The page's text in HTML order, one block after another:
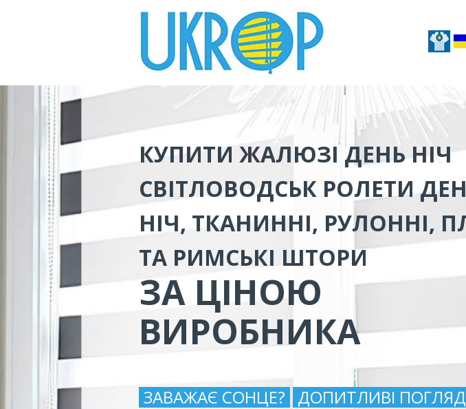
КУПИТИ ЖАЛЮЗІ ДЕНЬ НІЧ
СВІТЛОВОДСЬК РОЛЕТИ
НІЧ, ТКАНИННІ, РУЛОННІ,
ТА РИМСЬКІ ШТОРИ
ЗА ЦІНОЮ
ВИРОБНИКА
ЗАВАЖАЄ СОНЦЕ?
ДОПИТЛИВІ